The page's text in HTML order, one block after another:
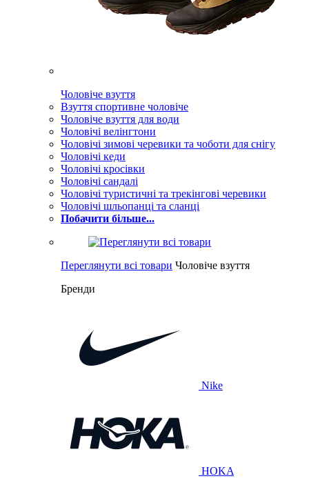
Чоловіче взуття
Взуття спортивне чоловіче
Чоловіче взуття для води
Чоловічі велінгтони
Чоловічі зимові черевики та чоботи для снігу
Чоловічі кеди
Чоловічі кросівки
Чоловічі сандалі
Чоловічі туристичні та трекінгові черевики
Чоловічі шльопанці та сланці
Побачити більше...
Переглянути всі товари Чоловіче взуття
Бренди
Nike
HOKA